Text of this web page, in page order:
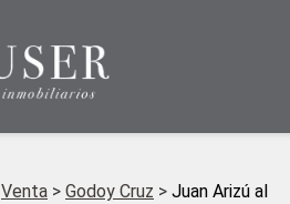
Venta > Godoy Cruz > Juan Arizú al